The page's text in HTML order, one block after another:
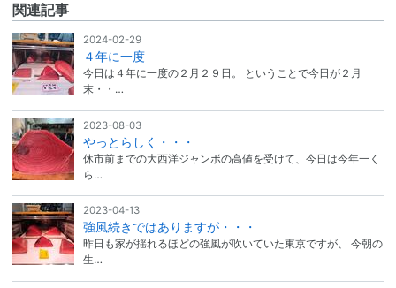
関連記事
2024-02-29
４年に一度
今日は４年に一度の２月２９日。 ということで今日が２月
末・・…
2023-08-03
やっとらしく・・・
休市前までの大西洋ジャンボの高値を受けて、今日は今年一く
ら…
2023-04-13
強風続きではありますが・・・
昨日も家が揺れるほどの強風が吹いていた東京ですが、 今朝の
生…